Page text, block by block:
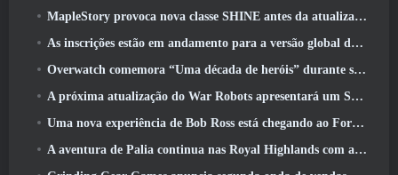
MapleStory provoca nova classe SHINE antes da atualização de junho
As inscrições estão em andamento para a versão global do ‘Teste de Prólogo’ Limit Zero Breakers da NCSoft
Overwatch comemora “Uma década de heróis” durante seu 10º aniversário
A próxima atualização do War Robots apresentará um Sniper inspirado em Lovecraft
Uma nova experiência de Bob Ross está chegando ao Fortnite
A aventura de Palia continua nas Royal Highlands com a atualização de hoje